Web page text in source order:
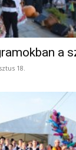
a
18.